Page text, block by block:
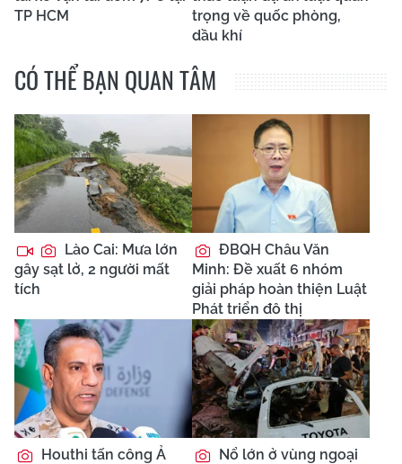
TP HCM
trọng về quốc phòng,
dầu khí
CÓ THỂ BẠN QUAN TÂM
Lào Cai: Mưa lớn
gây sạt lở, 2 người mất
tích
ĐBQH Châu Văn
Minh: Đề xuất 6 nhóm
giải pháp hoàn thiện Luật
Phát triển đô thị
Houthi tấn công Ả
Nổ lớn ở vùng ngoại